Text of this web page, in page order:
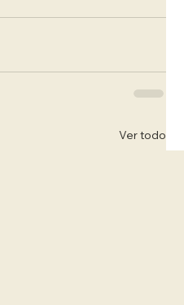
Ver todo